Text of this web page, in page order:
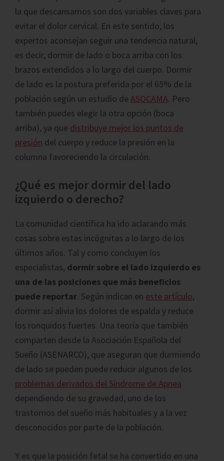
la que descansamos son dos variables claves para
evitar el dolor cervical. En este sentido, los
expertos aconsejan seguir una tendencia natural,
es decir, dormir de lado o boca arriba con los
brazos extendidos a lo largo del cuerpo. Dormir
de lado es la postura preferida por el 65% de la
población según un estudio de ASOCAMA. Pero
también puedes elegir la otra opción (boca
arriba), ya que distribuye mejor los puntos de
presión del cuerpo y reduce la presión en la
columna favoreciendo la circulación.
¿Qué es mejor dormir del lado
izquierdo o derecho?
La comunidad científica ha ido aclarando más
cosas sobre estas incógnitas a lo largo de los
últimos años. Tal y como concluyen los
especialistas, dormir sobre el lado izquierdo es
una de las posiciones que más beneficios
puede reportar. Según indican en este artículo,
dormir así alivia los dolores de espalda y reduce
los ronquidos fuertes. Una teoría que también
comparten desde la Asociación Española del
Sueño (ASENARCO), que aseguran que durmiendo
de lado se pueden puede reducir algunos de los
problemas derivados del Síndrome de Apnea
dependiendo de su gravedad, uno de los
trastornos del sueño más habituales y a la vez
desconocidos por parte de la población.
Y es que la posición fetal se ha convertido en una